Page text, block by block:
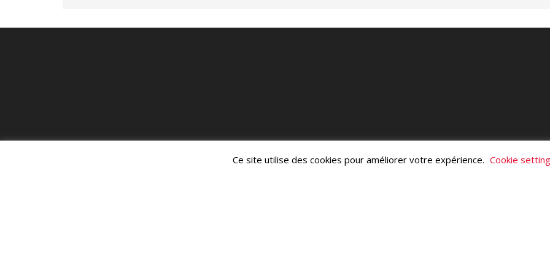
Ce site utilise des cookies pour améliorer votre expérience. Cookie